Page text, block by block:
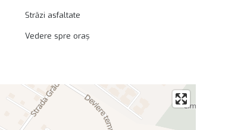
Străzi asfaltate
Vedere spre oraș